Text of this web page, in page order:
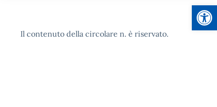
Il contenuto della circolare n. è riservato.